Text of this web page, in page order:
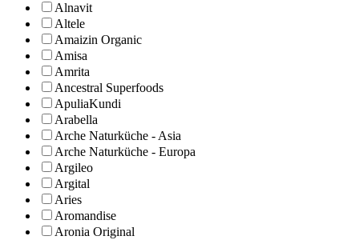
Alnavit
Altele
Amaizin Organic
Amisa
Amrita
Ancestral Superfoods
ApuliaKundi
Arabella
Arche Naturküche - Asia
Arche Naturküche - Europa
Argileo
Argital
Aries
Aromandise
Aronia Original